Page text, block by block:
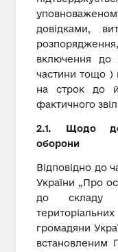
довідками,
включення до
частини тощо )
на строк до
фактичного
2.1. Щодо
оборони
Відповідно до
України „Про
до складу
громадяни
встановленим